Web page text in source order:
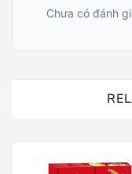
Chưa có đánh